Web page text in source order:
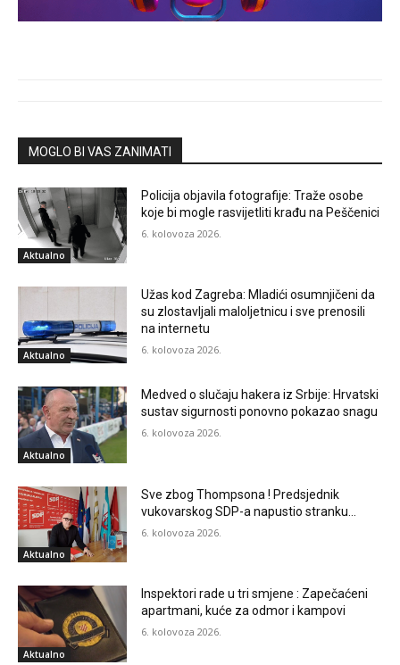
MOGLO BI VAS ZANIMATI
Aktualno
Policija objavila fotografije: Traže osobe
koje bi mogle rasvijetliti krađu na Peščenici
6. kolovoza 2026.
Aktualno
Užas kod Zagreba: Mladići osumnjičeni da
su zlostavljali maloljetnicu i sve prenosili
na internetu
6. kolovoza 2026.
Aktualno
Medved o slučaju hakera iz Srbije: Hrvatski
sustav sigurnosti ponovno pokazao snagu
6. kolovoza 2026.
Aktualno
Sve zbog Thompsona ! Predsjednik
vukovarskog SDP-a napustio stranku…
6. kolovoza 2026.
Aktualno
Inspektori rade u tri smjene : Zapečaćeni
apartmani, kuće za odmor i kampovi
6. kolovoza 2026.